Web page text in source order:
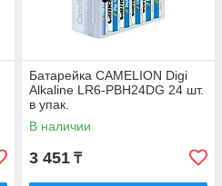
Батарейка CAMELION Digi
Alkaline LR6-PBH24DG 24 шт.
в упак.
В наличии
3 451 ₸